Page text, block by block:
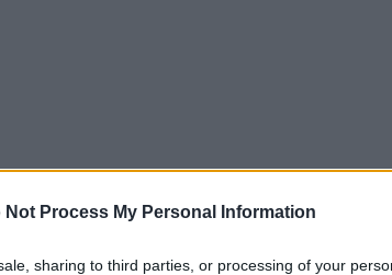
Not Process My Personal Information
sharing to third parties, or processing of your